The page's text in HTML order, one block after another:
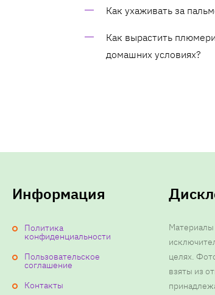
Как ухаживать за
Как вырастить
домашних условиях?
Информация
Политика
конфиденциальности
Пользовательское
соглашение
Контакты
целях.
взяты из